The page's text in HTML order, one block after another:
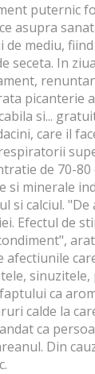
puternic
asupra
de mediu,
seceta. In
picanterie
si...
care il
de 70-
si minerale
si calciul.
Efectul de
afectiunile
sinuzitele,
ca
calde la
ca
Din